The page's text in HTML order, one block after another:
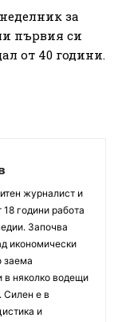
за
първия си
от 40 години.
журналист и
18 години работа
Започва
икономически
заема
в няколко водещи
Силен е в
и